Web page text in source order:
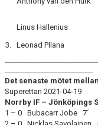
Linus Hallenius
3.
Leonad Pllana
Det senaste mötet
Superettan 2021-04-19
Norrby IF – Jönköpings
1 – 0 Bubacarr Jobe 7´